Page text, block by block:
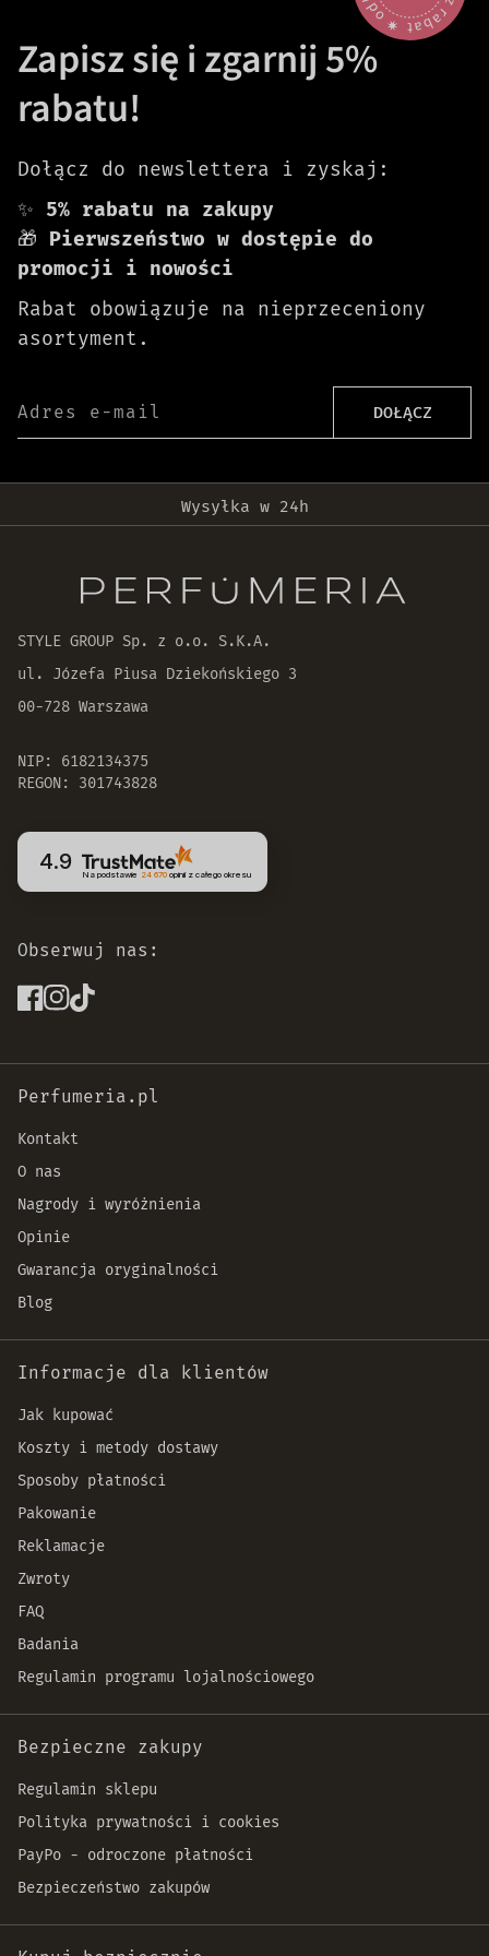
Zapisz się i zgarnij 5%
rabatu!
Dołącz do newslettera i zyskaj:
✨ 5% rabatu na zakupy
🎁 Pierwszeństwo w dostępie do
promocji i nowości
Rabat obowiązuje na nieprzeceniony
asortyment.
Adres e-mail DOŁĄCZ
Wysyłka w 24h
30 dni na zwrot zamówienia
STYLE GROUP Sp. z o.o. S.K.A.
ul. Józefa Piusa Dziekońskiego 3
00-728 Warszawa
NIP: 6182134375
REGON: 301743828
4.9
Na podstawie 24 670opinii z całego okresu
Obserwuj nas:
Perfumeria.pl
Kontakt
O nas
Nagrody i wyróżnienia
Opinie
Gwarancja oryginalności
Blog
Informacje dla klientów
Jak kupować
Koszty i metody dostawy
Sposoby płatności
Pakowanie
Reklamacje
Zwroty
FAQ
Badania
Regulamin programu lojalnościowego
Bezpieczne zakupy
Regulamin sklepu
Polityka prywatności i cookies
PayPo - odroczone płatności
Bezpieczeństwo zakupów